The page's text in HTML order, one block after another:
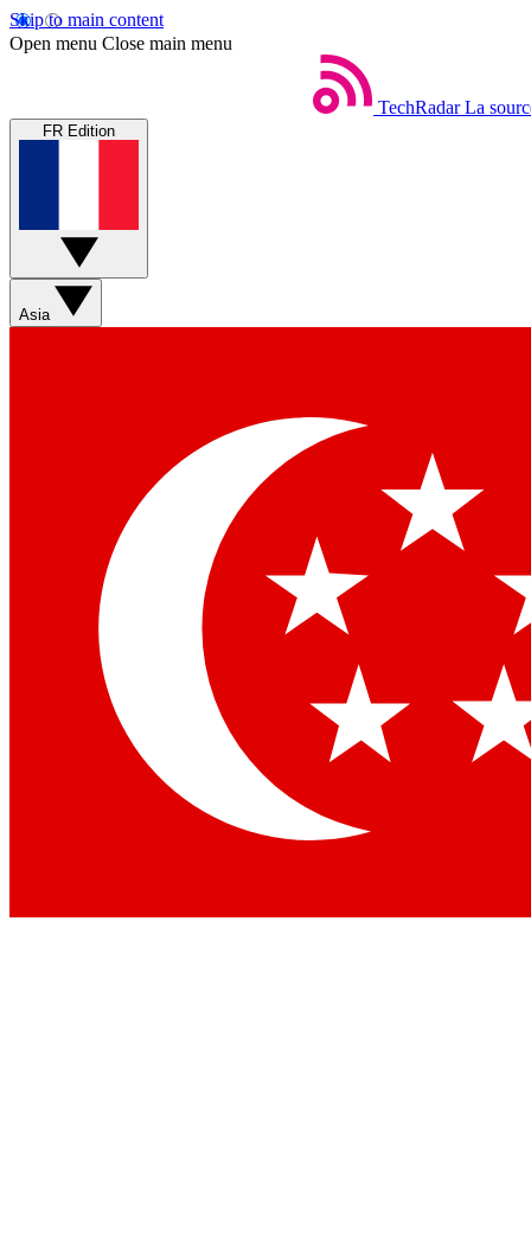
Skip to main content
Open menu Close main menu
TechRadar La
FR Edition
Asia